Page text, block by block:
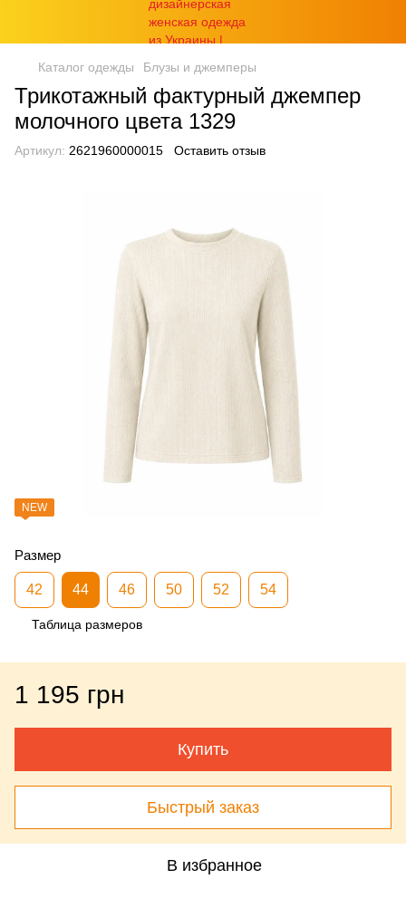
Каталог одежды Блузы и джемперы
Трикотажный фактурный джемпер
молочного цвета 1329
Артикул: 2621960000015 Оставить отзыв
NEW
Размер
42 44 46 50 52 54
Таблица размеров
1 195 грн
Купить
Быстрый заказ
В избранное